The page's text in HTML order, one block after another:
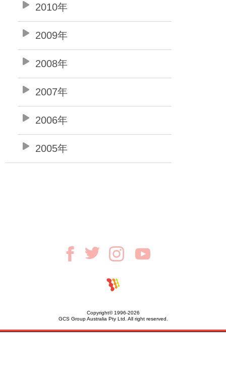
2010年
2009年
2008年
2007年
2006年
2005年
Copyright© 1996-2026
GCS Group Australia Pty Ltd. All right reserved.